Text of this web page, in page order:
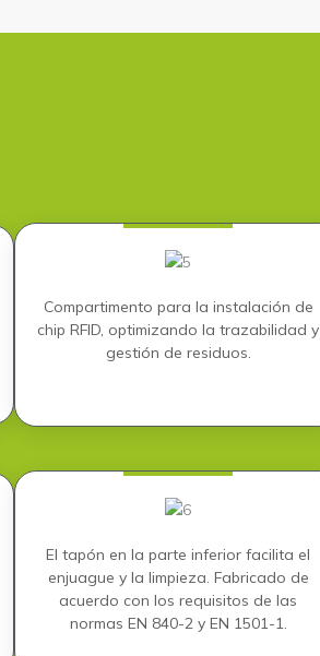
Compartimento para la instalación de
chip RFID, optimizando la trazabilidad y
gestión de residuos.
El tapón en la parte inferior facilita el
enjuague y la limpieza. Fabricado de
acuerdo con los requisitos de las
normas EN 840-2 y EN 1501-1.